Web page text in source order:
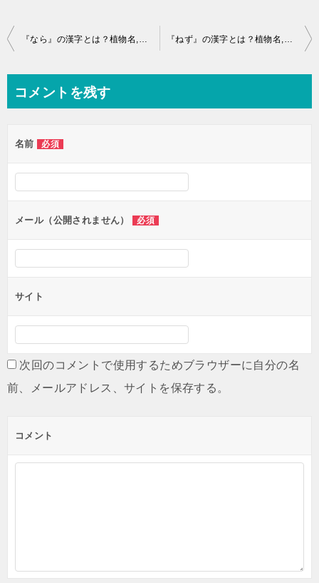
投
ビ
ー
シ
ン
『なら』の漢字とは？植物名,樹木,草花,作物の難読語 『ねず』の漢字とは？植物名,樹木,草花,作物の難読語
コメントを残す
名前 必須
メール（公開されません） 必須
サイト
次回のコメントで使用するためブラウザーに自分の名
前、メールアドレス、サイトを保存する。
コメント